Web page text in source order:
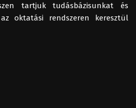
tartjuk tudásbázisunkat és
oktatási rendszeren keresztül